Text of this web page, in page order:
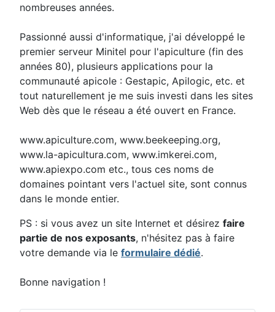
nombreuses années.
Passionné aussi d'informatique, j'ai développé le
premier serveur Minitel pour l'apiculture (fin des
années 80), plusieurs applications pour la
communauté apicole : Gestapic, Apilogic, etc. et
tout naturellement je me suis investi dans les sites
Web dès que le réseau a été ouvert en France.
www.apiculture.com, www.beekeeping.org,
www.la-apicultura.com, www.imkerei.com,
www.apiexpo.com etc., tous ces noms de
domaines pointant vers l'actuel site, sont connus
dans le monde entier.
PS : si vous avez un site Internet et désirez faire
partie de nos exposants, n'hésitez pas à faire
votre demande via le formulaire dédié.
Bonne navigation !